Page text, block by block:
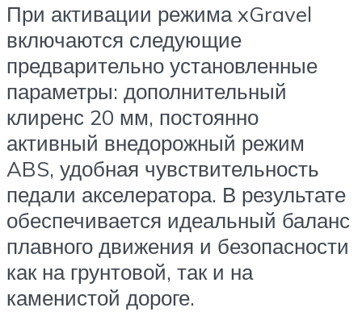
При активации режима xGravel
включаются следующие
предварительно установленные
параметры: дополнительный
клиренс 20 мм, постоянно
активный внедорожный режим
ABS, удобная чувствительность
педали акселератора. В результате
обеспечивается идеальный баланс
плавного движения и безопасности
как на грунтовой, так и на
каменистой дороге.